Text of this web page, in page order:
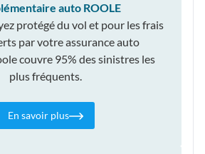
auto ROOLE
protégé du vol et pour les frais
par votre assurance auto
couvre 95% des sinistres les
plus fréquents.
En savoir plus